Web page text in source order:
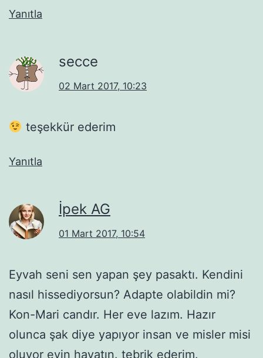
Yanıtla
secce
02 Mart 2017, 10:23
teşekkür ederim
Yanıtla
İpek AG
01 Mart 2017, 10:54
Eyvah seni sen yapan şey pasaktı. Kendini
nasıl hissediyorsun? Adapte olabildin mi?
Kon-Mari candır. Her eve lazım. Hazır
olunca şak diye yapıyor insan ve misler misi
oluyor evin hayatın. tebrik ederim.